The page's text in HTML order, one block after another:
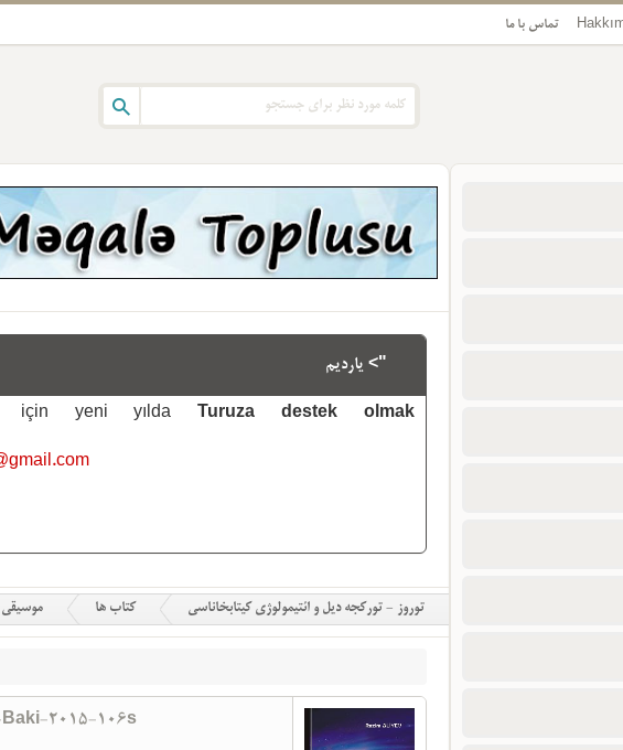
تماس با ما
"> یاردیم
için yeni yılda
Turuza destek olmak
توروز - تورکجه دیل و ائتیمولوژی کیتابخاناسی کتاب ها موسیقی
2015-106s